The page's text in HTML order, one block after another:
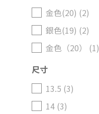
金色(20) (2)
銀色(19) (2)
金色（20） (1)
尺寸
13.5 (3)
14 (3)